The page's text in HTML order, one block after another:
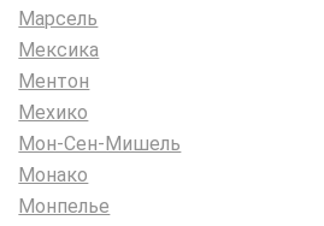
Марсель
Мексика
Ментон
Мехико
Мон-Сен-Мишель
Монако
Монпелье